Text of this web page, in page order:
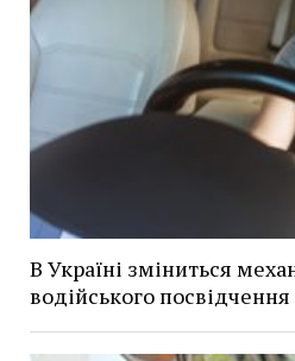
В Україні зміниться
водійського посвідчення